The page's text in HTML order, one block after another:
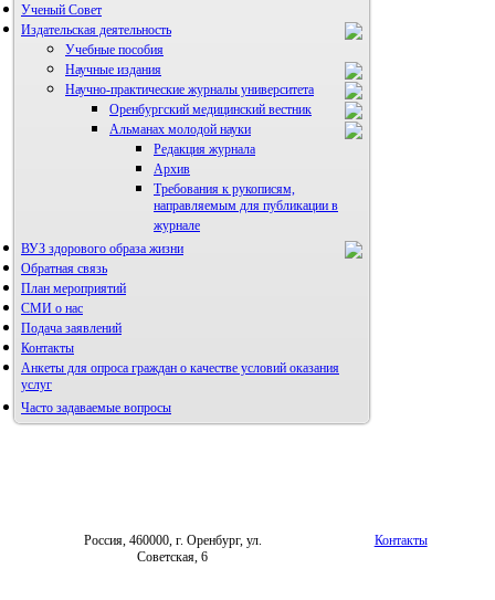
Ученый Совет
Издательская деятельность
Учебные пособия
Научные издания
Научно-практические журналы университета
Оренбургский медицинский вестник
Правила направления,
Альманах молодой науки
Редакция журнала
Архив
Требования к рукописям,
направляемым для публикации в
журнале
ВУЗ здорового образа жизни
Фотогалерея
Обратная связь
План мероприятий
СМИ о нас
Подача заявлений
Контакты
Анкеты для опроса граждан о качестве условий оказания
услуг
Часто задаваемые вопросы
Россия, 460000, г. Оренбург, ул.
Советская, 6
Контакты